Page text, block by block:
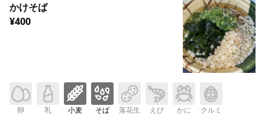
かけそば
¥400
卵 乳 小麦 そば 落花生 えび かに クルミ